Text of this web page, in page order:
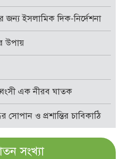
জন্য ইসলামিক দিক-নির্দেশনা
উপায়
এক নীরব ঘাতক
সোপান ও প্রশান্তির চাবিকাঠি
সংখ্যা